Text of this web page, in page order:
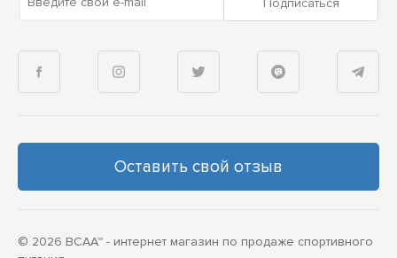
Оставить свой отзыв
© 2026 BCAA™ - интернет магазин по продаже спортивного